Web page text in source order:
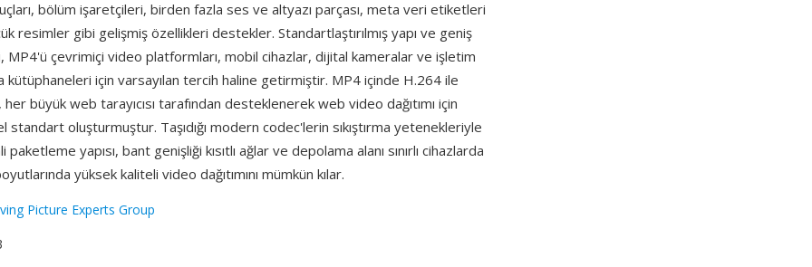
bölüm işaretçileri, birden fazla ses ve altyazı parçası, meta veri etiketleri
resimler gibi gelişmiş özellikleri destekler. Standartlaştırılmış yapı ve geniş
MP4'ü çevrimiçi video platformları, mobil cihazlar, dijital kameralar ve işletim
için varsayılan tercih haline getirmiştir. MP4 içinde H.264 ile
, her büyük web tarayıcısı tarafından desteklenerek web video dağıtımı için
oluşturmuştur. Taşıdığı modern codec'lerin sıkıştırma yetenekleriyle
yapısı, bant genişliği kısıtlı ağlar ve depolama alanı sınırlı cihazlarda
yüksek kaliteli video dağıtımını mümkün kılar.
Picture Experts Group